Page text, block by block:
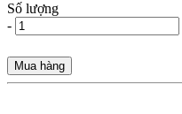
Số lượng
-
Mua hàng